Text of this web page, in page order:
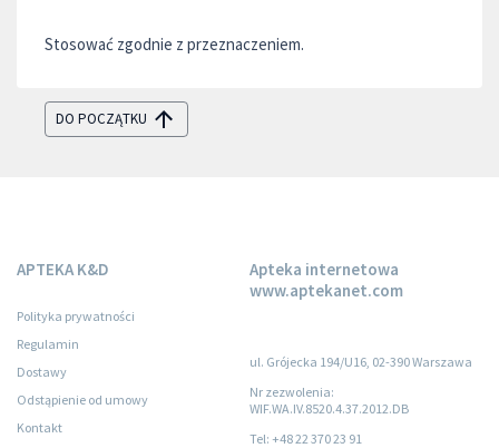
Stosować zgodnie z przeznaczeniem.
DO POCZĄTKU
APTEKA K&D
Polityka prywatności
Regulamin
Dostawy
Odstąpienie od umowy
Kontakt
Apteka internetowa
www.aptekanet.com
ul. Grójecka 194/U16, 02-390 Warszawa
Nr zezwolenia:
WIF.WA.IV.8520.4.37.2012.DB
Tel: +48 22 370 23 91